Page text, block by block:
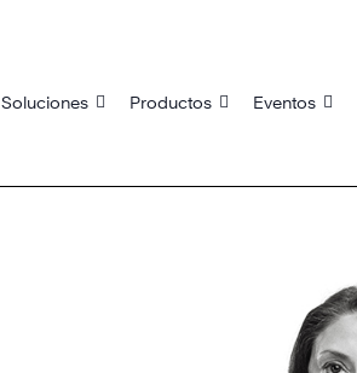
Soluciones Productos Eventos